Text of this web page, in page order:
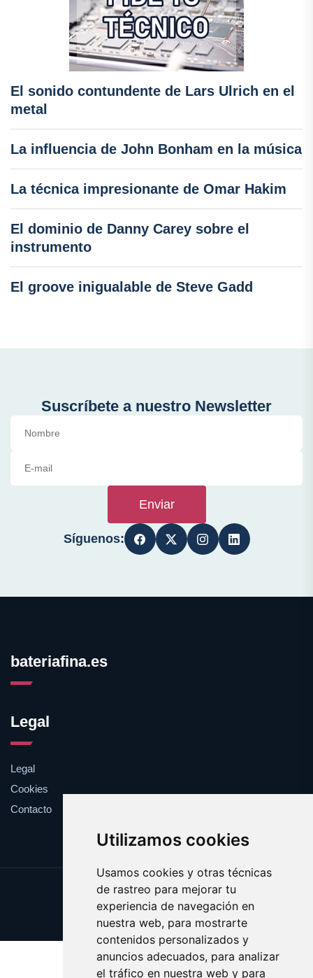
Utilizamos cookies
Usamos cookies y otras técnicas
de rastreo para mejorar tu
experiencia de navegación en
nuestra web, para mostrarte
contenidos personalizados y
anuncios adecuados, para analizar
el tráfico en nuestra web y para
El sonido contundente de Lars Ulrich en el
metal
La influencia de John Bonham en la música
La técnica impresionante de Omar Hakim
El dominio de Danny Carey sobre el
instrumento
El groove inigualable de Steve Gadd
Suscríbete a nuestro Newsletter
Enviar
Síguenos:
bateriafina.es
Legal
Legal
Cookies
Contacto
Update cookies preferences
Copyright © 2025 bateriafina.es